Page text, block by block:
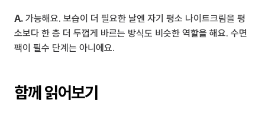
A. 가능해요. 보습이 더 필요한 날엔 자기 평소 나이트크림을 평
소보다 한 층 더 두껍게 바르는 방식도 비슷한 역할을 해요. 수면
팩이 필수 단계는 아니에요.
함께 읽어보기